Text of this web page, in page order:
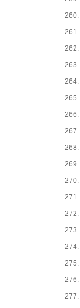
260.
261.
262.
263.
264.
265.
266.
267.
268.
269.
270.
271.
272.
273.
274.
275.
276.
277.